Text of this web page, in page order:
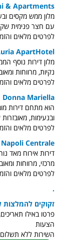
& Apartments
מלון ממש מקסים
עם חצר פנימית
לפרטים מלאים
ApartHotel
מלון דירות נוסף
נקיות, מרווחות
לפרטים מלאים
Donna Mariella
הוא מתחם דירות
ובנעימות,
לפרטים מלאים
Napoli Centrale
דירות אירוח מאד
מרכזי, מרווחות
לפרטים מלאים
.
זקוקים להמלצות
פרטו באילו
הצעות
השירות ללא תשלום